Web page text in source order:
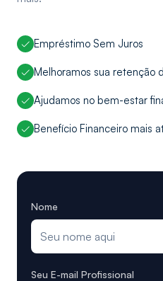
Empréstimo Sem Juros
Melhoramos sua retenção
Ajudamos no bem-estar
Benefício Financeiro mais
Nome
Seu E-mail Profissional